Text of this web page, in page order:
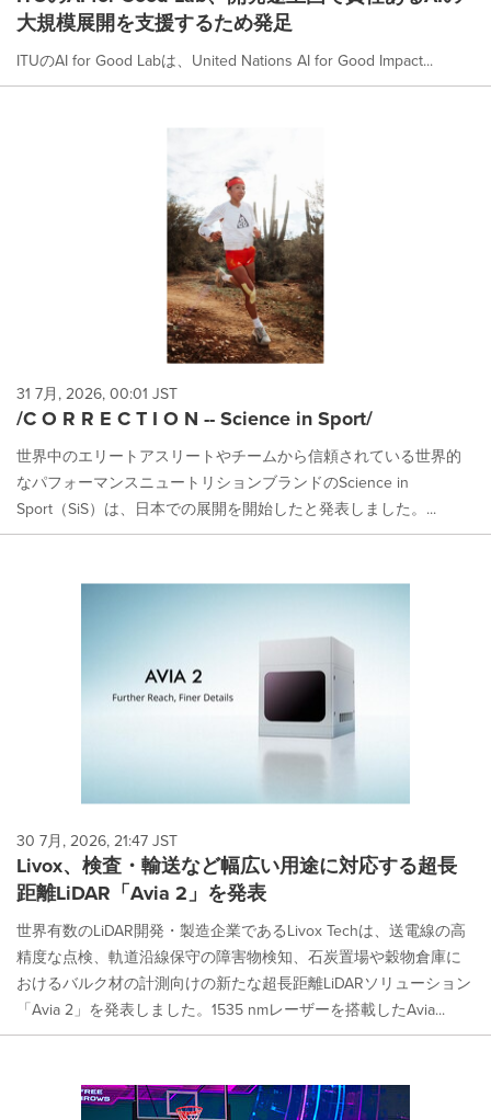
大規模展開を支援するため発足
ITUのAI for Good Labは、United Nations AI for Good Impact...
31 7月, 2026, 00:01 JST
/C O R R E C T I O N -- Science in Sport/
世界中のエリートアスリートやチームから信頼されている世界的
なパフォーマンスニュートリションブランドのScience in
Sport（SiS）は、日本での展開を開始したと発表しました。...
30 7月, 2026, 21:47 JST
Livox、検査・輸送など幅広い用途に対応する超長
距離LiDAR「Avia 2」を発表
世界有数のLiDAR開発・製造企業であるLivox Techは、送電線の高
精度な点検、軌道沿線保守の障害物検知、石炭置場や穀物倉庫に
おけるバルク材の計測向けの新たな超長距離LiDARソリューション
「Avia 2」を発表しました。1535 nmレーザーを搭載したAvia...